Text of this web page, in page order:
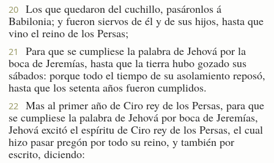
20
Los que quedaron del cuchillo, pasáronlos á
Babilonia; y fueron siervos de él y de sus hijos, hasta que
vino el reino de los Persas;
21
Para que se cumpliese la palabra de Jehová por la
boca de Jeremías, hasta que la tierra hubo gozado sus
sábados: porque todo el tiempo de su asolamiento reposó,
hasta que los setenta años fueron cumplidos.
22
Mas al primer año de Ciro rey de los Persas, para que
se cumpliese la palabra de Jehová por boca de Jeremías,
Jehová excitó el espíritu de Ciro rey de los Persas, el cual
hizo pasar pregón por todo su reino, y también por
escrito, diciendo: